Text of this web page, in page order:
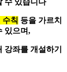
수 있습니다
수칙 등을 가르치
있으며,
강좌를 개설하기